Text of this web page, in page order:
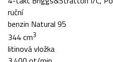
ruční
benzin Natural 95
344 cm3
litinová vložka